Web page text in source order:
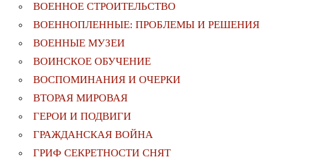
ВОЕННОЕ СТРОИТЕЛЬСТВО
ВОЕННОПЛЕННЫЕ: ПРОБЛЕМЫ И РЕШЕНИЯ
ВОЕННЫЕ МУЗЕИ
ВОИНСКОЕ ОБУЧЕНИЕ
ВОСПОМИНАНИЯ И ОЧЕРКИ
ВТОРАЯ МИРОВАЯ
ГЕРОИ И ПОДВИГИ
ГРАЖДАНСКАЯ ВОЙНА
ГРИФ СЕКРЕТНОСТИ СНЯТ